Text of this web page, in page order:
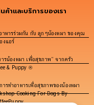
ค้าและบริการของเรา
าหารร่วมกัน กับ ลูกๆน้องหมา ของคุณ
งแอร์
ารน้องหมา เพื่อสุขภาพ” จากครัว
& Puppy ®
ารทำอาหารเพื่อสุขภาพของน้องหมา
Cooking For Dogs By